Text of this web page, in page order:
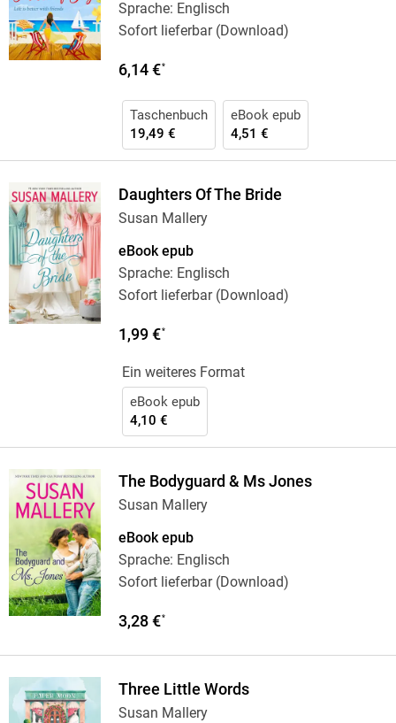
Sprache: Englisch
Sofort lieferbar (Download)
6,14 €*
Taschenbuch
19,49 €
eBook epub
4,51 €
Daughters Of The Bride
Susan Mallery
eBook epub
Sprache: Englisch
Sofort lieferbar (Download)
1,99 €*
Ein weiteres Format
eBook epub
4,10 €
The Bodyguard & Ms Jones
Susan Mallery
eBook epub
Sprache: Englisch
Sofort lieferbar (Download)
3,28 €*
Three Little Words
Susan Mallery